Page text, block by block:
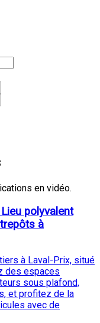
en vidéo.
polyvalent
à
à Laval-Prix, situé
des espaces
sous plafond,
et profitez de la
avec de